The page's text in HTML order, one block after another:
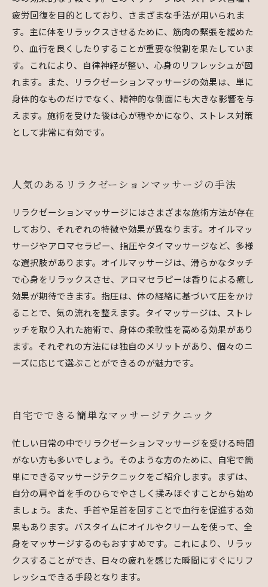
疲労回復を目的としており、さまざまな手法が用いられま
す。主に体をリラックスさせるために、筋肉の緊張を緩めた
り、血行を良くしたりすることが重要な役割を果たしていま
す。これにより、自律神経が整い、心身のリフレッシュが図
れます。また、リラクゼーションマッサージの効果は、単に
身体的なものだけでなく、精神的な側面にも大きな影響を与
えます。施術を受けた後は心が穏やかになり、ストレス対策
として非常に有効です。
人気のあるリラクゼーションマッサージの手法
リラクゼーションマッサージにはさまざまな施術方法が存在
しており、それぞれの特徴や効果が異なります。オイルマッ
サージやアロマセラピー、指圧やタイマッサージなど、多様
な選択肢があります。オイルマッサージは、滑らかなタッチ
で心身をリラックスさせ、アロマセラピーは香りによる癒し
効果が期待できます。指圧は、体の経絡に基づいて圧をかけ
ることで、気の流れを整えます。タイマッサージは、ストレ
ッチを取り入れた施術で、身体の柔軟性を高める効果があり
ます。それぞれの方法には独自のメリットがあり、個々のニ
ーズに応じて選ぶことができるのが魅力です。
自宅でできる簡単なマッサージテクニック
忙しい日常の中でリラクゼーションマッサージを受ける時間
がない方も多いでしょう。そのような方のために、自宅で簡
単にできるマッサージテクニックをご紹介します。まずは、
自分の肩や首を手のひらでやさしく揉みほぐすことから始め
ましょう。また、手首や足首を回すことで血行を促進する効
果もあります。バスタイムにオイルやクリームを使って、全
身をマッサージするのもおすすめです。これにより、リラッ
クスすることができ、日々の疲れを感じた瞬間にすぐにリフ
レッシュできる手段となります。